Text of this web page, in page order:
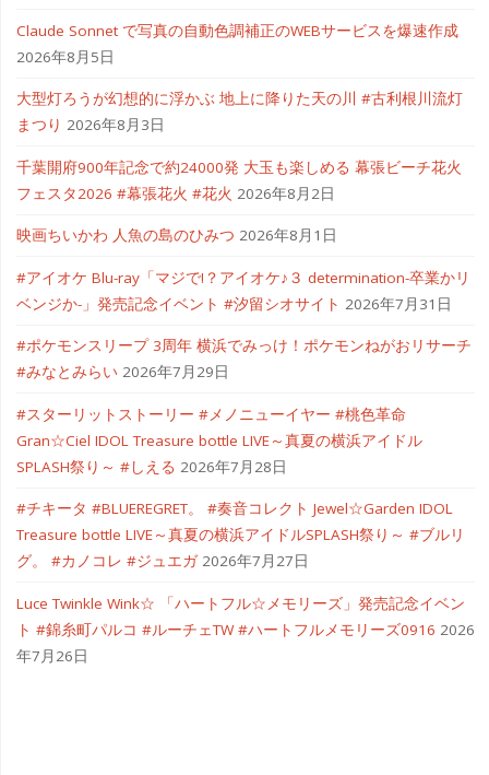
鳥
ひ
野"
Claude Sonnet で写真の自動色調補正のWEBサービスを爆速作成
2026年8月5日
大型灯ろうが幻想的に浮かぶ 地上に降りた天の川 #古利根川流灯
まつり 2026年8月3日
千葉開府900年記念で約24000発 大玉も楽しめる 幕張ビーチ花火
フェスタ2026 #幕張花火 #花火 2026年8月2日
映画ちいかわ 人魚の島のひみつ 2026年8月1日
#アイオケ Blu-ray「マジで!？アイオケ♪３ determination-卒業かリ
ベンジか-」発売記念イベント #汐留シオサイト 2026年7月31日
#ポケモンスリープ 3周年 横浜でみっけ！ポケモンねがおリサーチ
#みなとみらい 2026年7月29日
#スターリットストーリー #メノニューイヤー #桃色革命
Gran☆Ciel IDOL Treasure bottle LIVE～真夏の横浜アイドル
SPLASH祭り～ #しえる 2026年7月28日
#チキータ #BLUEREGRET。 #奏音コレクト Jewel☆Garden IDOL
Treasure bottle LIVE～真夏の横浜アイドルSPLASH祭り～ #ブルリ
グ。 #カノコレ #ジュエガ 2026年7月27日
Luce Twinkle Wink☆ 「ハートフル☆メモリーズ」発売記念イベン
ト #錦糸町パルコ #ルーチェTW #ハートフルメモリーズ0916 2026
年7月26日